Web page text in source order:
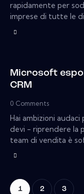
rapidamente per
imprese di tutte le
Microsoft
CRM
0 Comments
Hai ambizioni
devi - riprendere la
team di vendita è
1 2 3